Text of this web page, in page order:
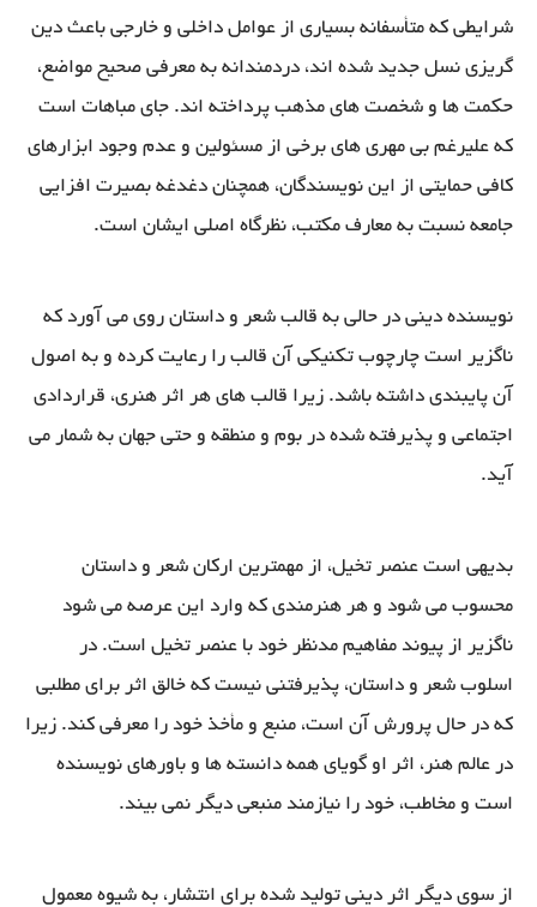
شرایطی که متأسفانه بسیاری از عوامل داخلی و خارجی باعث دین
گریزی نسل جدید شده اند، دردمندانه به معرفی صحیح مواضع،
حکمت ها و شخصت های مذهب پرداخته اند. جای مباهات است
که علیرغم بی مهری های برخی از مسئولین و عدم وجود ابزارهای
کافی حمایتی از این نویسندگان، همچنان دغدغه بصیرت افزایی
جامعه نسبت به معارف مکتب، نظرگاه اصلی ایشان است.
نویسنده دینی در حالی به قالب شعر و داستان روی می آورد که
ناگزیر است چارچوب تکنیکی آن قالب را رعایت کرده و به اصول
آن پایبندی داشته باشد. زیرا قالب های هر اثر هنری، قراردادی
اجتماعی و پذیرفته شده در بوم و منطقه و حتی جهان به شمار می
آید.
بدیهی است عنصر تخیل، از مهمترین ارکان شعر و داستان
محسوب می شود و هر هنرمندی که وارد این عرصه می شود
ناگزیر از پیوند مفاهیم مدنظر خود با عنصر تخیل است. در
اسلوب شعر و داستان، پذیرفتنی نیست که خالق اثر برای مطلبی
که در حال پرورش آن است، منبع و مأخذ خود را معرفی کند. زیرا
در عالم هنر، اثر او گویای همه دانسته ها و باورهای نویسنده
است و مخاطب، خود را نیازمند منبعی دیگر نمی بیند.
از سوی دیگر اثر دینی تولید شده برای انتشار، به شیوه معمول